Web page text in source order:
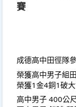
賽
成德高中田徑隊
榮獲高中男子組
榮獲1金4銅1破
高中男子 400公